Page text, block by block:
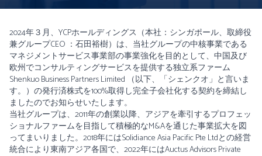
2024年３月、YCPホールディングス（本社：シンガポール、取締役
兼グループCEO ：石田裕樹）は、当社グループの中核事業である
マネジメントサービス事業部の事業強化を目的として、中国及び
欧州でコンサルティングサービスを提供する独立系ファーム
Shenkuo Business Partners Limited （以下、「シェンクオ」と言いま
す。）の発行済株式を100%取得し完全子会社化する契約を締結し
ましたのでお知らせいたします。
当社グループは、2011年の創業以降、アジアを牽引するプロフェッ
ショナルファームを目指して積極的なM&Aを通じた事業拡大を図
ってまいりました。2018年にはSolidiance Asia Pacific Pte Ltdとの経営
統合により東南アジア各国で、2022年にはAuctus Advisors Private